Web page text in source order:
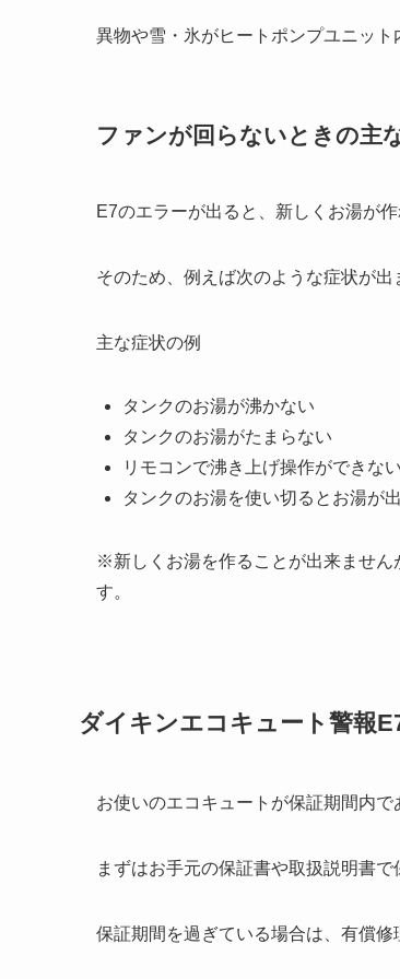
異物や雪・氷がヒートポンプユニット
ファンが回らないときの主
E7のエラーが出ると、新しくお湯が
そのため、例えば次のような症状が出
主な症状の例
タンクのお湯が沸かない
タンクのお湯がたまらない
リモコンで沸き上げ操作ができない
タンクのお湯を使い切るとお湯が
※新しくお湯を作ることが出来ません
す。
ダイキンエコキュート警報
お使いのエコキュートが保証期間内で
まずはお手元の保証書や取扱説明書
保証期間を過ぎている場合は、有償修